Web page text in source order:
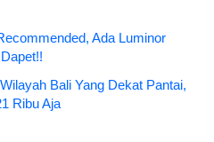
Ada Luminor
Bali Yang Dekat Pantai,
Ribu Aja